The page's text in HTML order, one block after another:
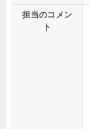
担当のコメン
ト